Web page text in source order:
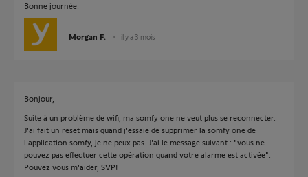
Bonne journée.
Morgan F. il y a 3 mois
Bonjour,
Suite à un problème de wifi, ma somfy one ne veut plus se reconnecter.
J'ai fait un reset mais quand j'essaie de supprimer la somfy one de
l'application somfy, je ne peux pas. J'ai le message suivant : "vous ne
pouvez pas effectuer cette opération quand votre alarme est activée".
Pouvez vous m'aider, SVP!